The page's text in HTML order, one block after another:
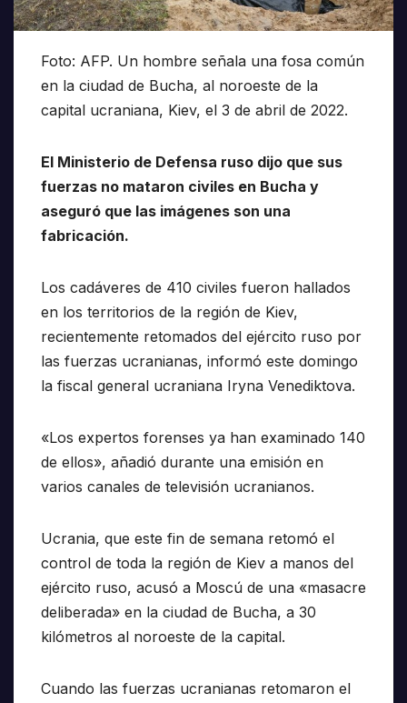
Foto: AFP. Un hombre señala una fosa común
en la ciudad de Bucha, al noroeste de la
capital ucraniana, Kiev, el 3 de abril de 2022.
El Ministerio de Defensa ruso dijo que sus
fuerzas no mataron civiles en Bucha y
aseguró que las imágenes son una
fabricación.
Los cadáveres de 410 civiles fueron hallados
en los territorios de la región de Kiev,
recientemente retomados del ejército ruso por
las fuerzas ucranianas, informó este domingo
la fiscal general ucraniana Iryna Venediktova.
«Los expertos forenses ya han examinado 140
de ellos», añadió durante una emisión en
varios canales de televisión ucranianos.
Ucrania, que este fin de semana retomó el
control de toda la región de Kiev a manos del
ejército ruso, acusó a Moscú de una «masacre
deliberada» en la ciudad de Bucha, a 30
kilómetros al noroeste de la capital.
Cuando las fuerzas ucranianas retomaron el